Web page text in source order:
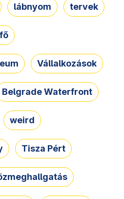
lábnyom tervek
Vállalkozások
Belgrade Waterfront
weird
Tisza Pért